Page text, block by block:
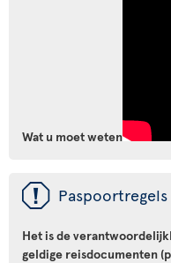
Wat u moet weten
ü Paspoortregels
Het is de
geldige reisdocumenten